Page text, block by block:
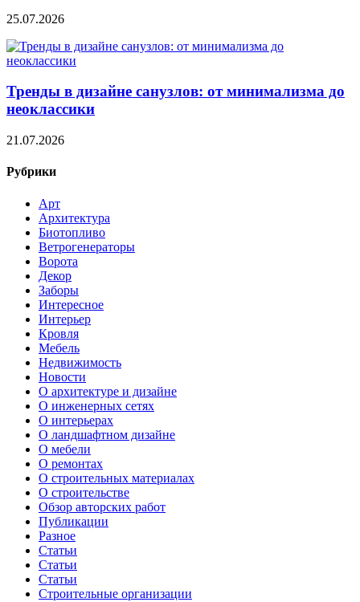
25.07.2026
Тренды в дизайне санузлов: от минимализма до
неоклассики
21.07.2026
Рубрики
Арт
Архитектура
Биотопливо
Ветрогенераторы
Ворота
Декор
Заборы
Интересное
Интерьер
Кровля
Мебель
Недвижимость
Новости
О архитектуре и дизайне
О инженерных сетях
О интерьерах
О ландшафтном дизайне
О мебели
О ремонтах
О строительных материалах
О строительстве
Обзор авторских работ
Публикации
Разное
Статьи
Статьи
Статьи
Строительные организации